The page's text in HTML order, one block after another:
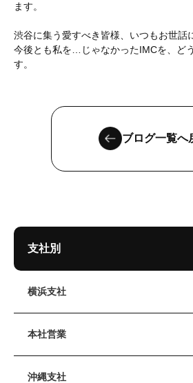
ます。
渋谷に集う愛すべき皆様、いつもお世話
今後とも私を…じゃなかったIMCを、ど
す。
ブログ一覧へ
支社別
横浜支社
本社営業
沖縄支社